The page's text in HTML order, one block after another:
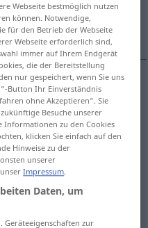
Webseite bestmöglich nutzen
können. Notwendige,
für den Betrieb der Webseite
Webseite erforderlich sind,
immer auf Ihrem Endgerät
die der Bereitstellung
nur gespeichert, wenn Sie uns
Button Ihr Einverständnis
ohne Akzeptieren“. Sie
Besuche unserer
Informationen zu den Cookies
klicken Sie einfach auf den
Hinweise zu der
unserer
unserImpressum.
Daten, um
Geräteeigenschaften zur